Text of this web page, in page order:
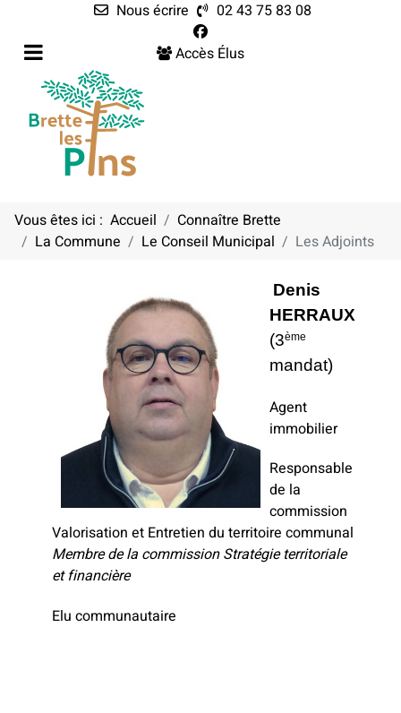
Nous écrire
02 43 75 83 08
Accès Élus
Vous êtes ici : Accueil
Connaître Brette
La Commune
Le Conseil Municipal Les Adjoints
LES ADJOINTS
Denis
HERRAUX
(3ème
mandat)
Agent
immobilier
Responsable
de la
commission
Valorisation et Entretien du territoire communal
Membre de la commission Stratégie territoriale
et financière
Elu communautaire